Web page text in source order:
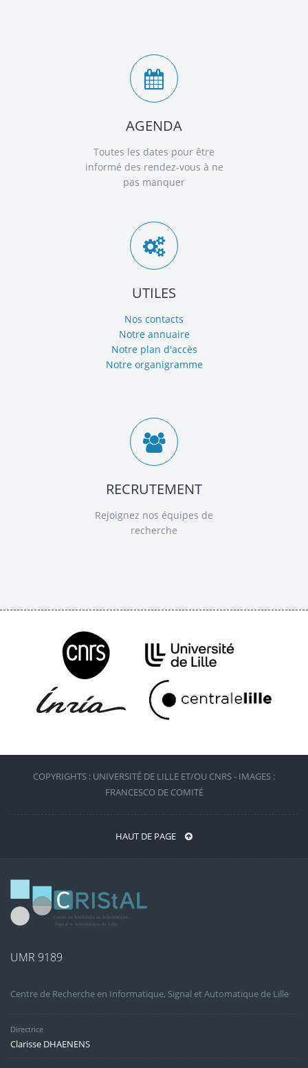
AGENDA
Toutes les dates pour être
informé des rendez-vous à ne
pas manquer
UTILES
Nos contacts
Notre annuaire
Notre plan d'accès
Notre organigramme
RECRUTEMENT
Rejoignez nos équipes de
recherche
COPYRIGHTS : UNIVERSITÉ DE LILLE ET/OU CNRS - IMAGES :
FRANCESCO DE COMITÉ
HAUT DE PAGE
UMR 9189
Centre de Recherche en Informatique, Signal et Automatique de Lille
Directrice
Clarisse DHAENENS